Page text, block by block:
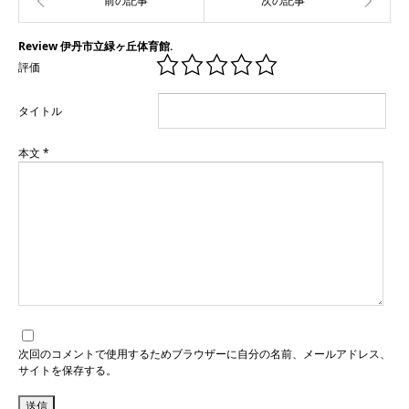
Review 伊丹市立緑ヶ丘体育館.
評価
タイトル
本文 *
次回のコメントで使用するためブラウザーに自分の名前、メールアドレス、
サイトを保存する。